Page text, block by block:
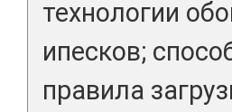
технологии
ипесков;
правила